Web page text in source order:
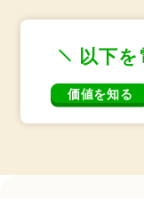
以下
価値を知る